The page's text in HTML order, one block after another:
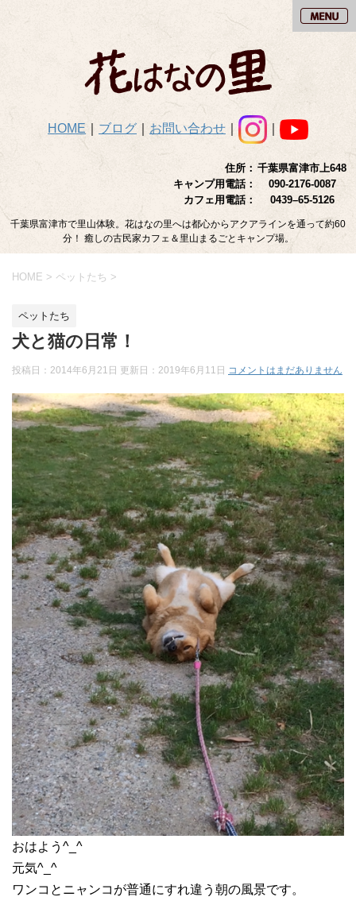
HOME ブログ お問い合わせ
住所： 千葉県富津市上648
キャンプ用電話：
090-2176-0087
カフェ用電話：
0439–65-5126
千葉県富津市で里山体験。花はなの里へは都心からアクアラインを通って約60
分！ 癒しの古民家カフェ＆里山まるごとキャンプ場。
HOME > ペットたち >
ペットたち
犬と猫の日常！
投稿日：2014年6月21日 更新日： 2019年6月11日 コメントはまだありません
おはよう^_^
元気^_^
ワンコとニャンコが普通にすれ違う朝の風景です。